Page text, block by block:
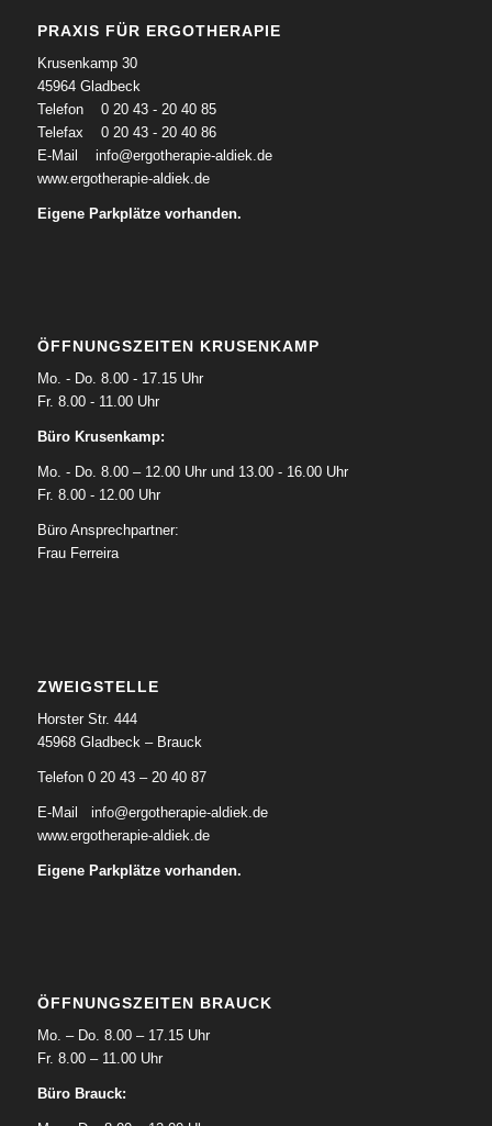
PRAXIS FÜR ERGOTHERAPIE
Krusenkamp 30
45964 Gladbeck
Telefon 0 20 43 - 20 40 85
Telefax 0 20 43 - 20 40 86
E-Mail info@ergotherapie-aldiek.de
www.ergotherapie-aldiek.de
Eigene Parkplätze vorhanden.
ÖFFNUNGSZEITEN KRUSENKAMP
Mo. - Do. 8.00 - 17.15 Uhr
Fr. 8.00 - 11.00 Uhr
Büro Krusenkamp:
Mo. - Do. 8.00 – 12.00 Uhr und 13.00 - 16.00 Uhr
Fr. 8.00 - 12.00 Uhr
Büro Ansprechpartner:
Frau Ferreira
ZWEIGSTELLE
Horster Str. 444
45968 Gladbeck – Brauck
Telefon 0 20 43 – 20 40 87
E-Mail info@ergotherapie-aldiek.de
www.ergotherapie-aldiek.de
Eigene Parkplätze vorhanden.
ÖFFNUNGSZEITEN BRAUCK
Mo. – Do. 8.00 – 17.15 Uhr
Fr. 8.00 – 11.00 Uhr
Büro Brauck: